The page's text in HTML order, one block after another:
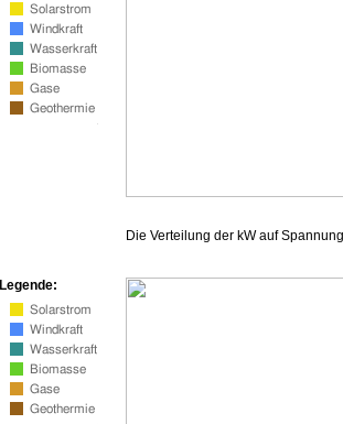
Die Verteilung der kW auf
Legende: